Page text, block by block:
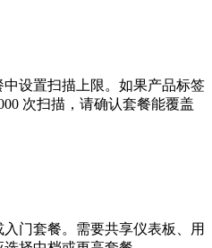
设置扫描上限。如果产品标签
次扫描，请确认套餐能覆盖
门套餐。需要共享仪表板、用